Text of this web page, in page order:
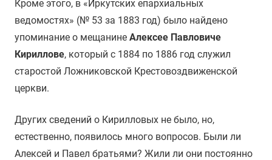
Кроме этого, в «Иркутских епархиальных
ведомостях» (№ 53 за 1883 год) было найдено
упоминание о мещанине Алексее Павловиче
Кириллове, который с 1884 по 1886 год служил
старостой Ложниковской Крестовоздвиженской
церкви.
Других сведений о Кирилловых не было, но,
естественно, появилось много вопросов. Были ли
Алексей и Павел братьями? Жили ли они постоянно